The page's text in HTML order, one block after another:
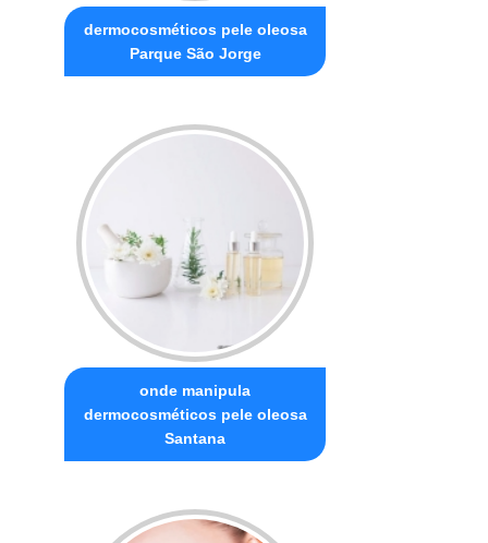
dermocosméticos pele oleosa
Parque São Jorge
onde manipula
dermocosméticos pele oleosa
Santana